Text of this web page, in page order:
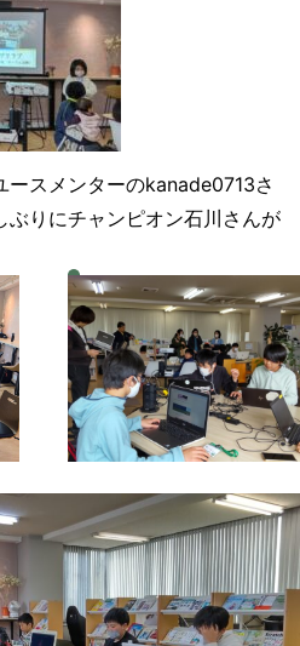
ースメンターのkanade0713さ
ぶりにチャンピオン石川さんが